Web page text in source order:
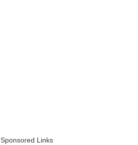
Sponsored Links